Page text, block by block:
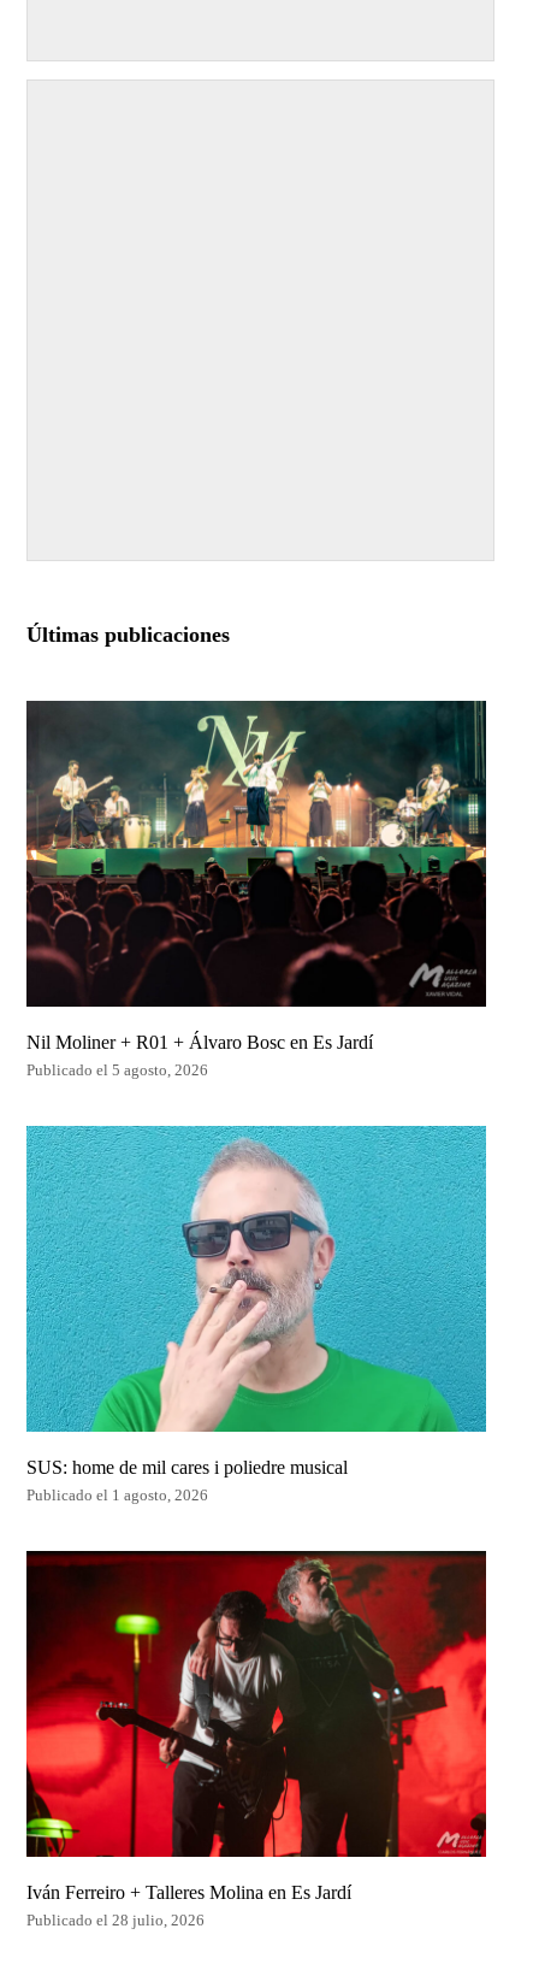
Últimas publicaciones
Nil Moliner + R01 + Álvaro Bosc en Es Jardí
Publicado el 5 agosto, 2026
SUS: home de mil cares i poliedre musical
Publicado el 1 agosto, 2026
Iván Ferreiro + Talleres Molina en Es Jardí
Publicado el 28 julio, 2026